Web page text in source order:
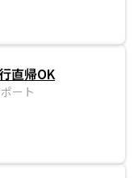
直帰OK
ート